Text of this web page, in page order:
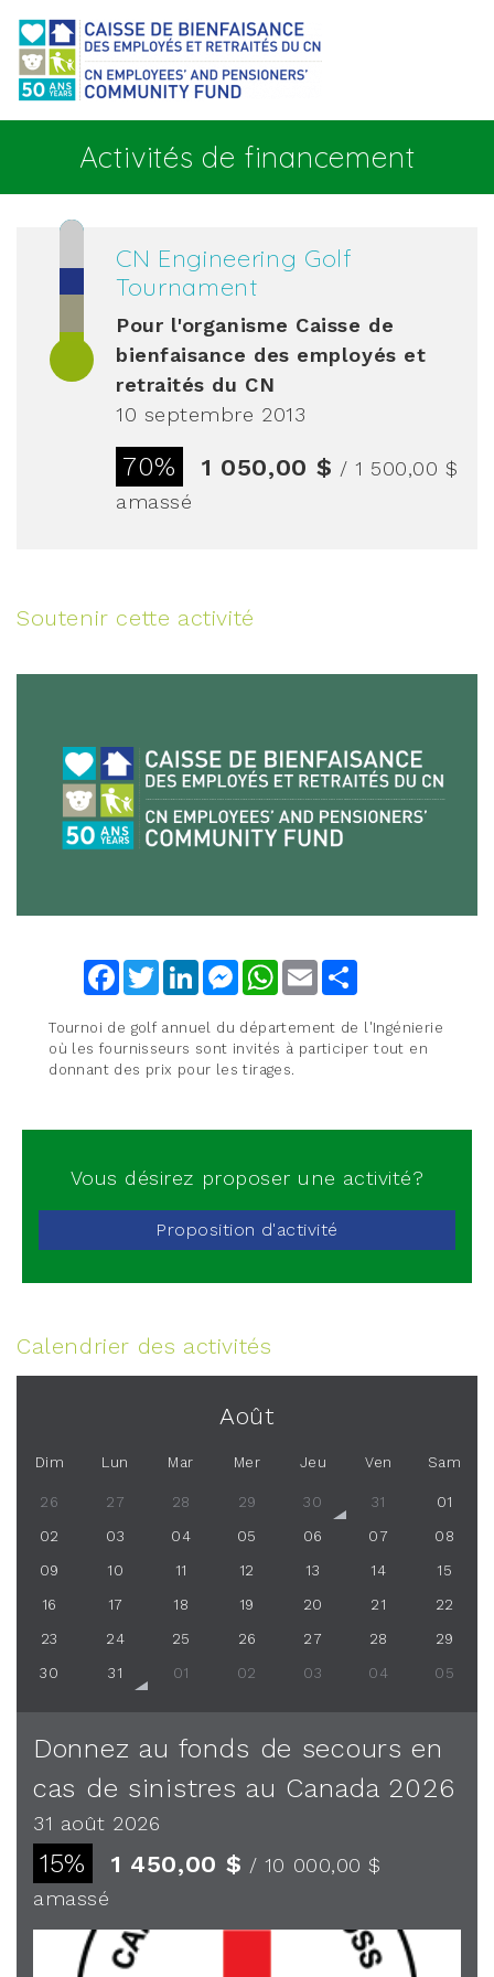
Activités de financement
CN Engineering Golf
Tournament
Pour l'organisme Caisse de
bienfaisance des employés et
retraités du CN
10 septembre 2013
70% 1 050,00 $ / 1 500,00 $
amassé
Soutenir cette activité
FacebookTwitterLinkedInMessengerWhatsApp
Email
Tournoi de golf annuel du département de l'Ingénierie
où les fournisseurs sont invités à participer tout en
donnant des prix pour les tirages.
Vous désirez proposer une activité?
Proposition d'activité
Calendrier des activités
Août
Dim Lun Mar Mer Jeu Ven Sam
26 27 28 29 30 31 01
02 03 04 05 06 07 08
09 10 11 12 13 14 15
16 17 18 19 20 21 22
23 24 25 26 27 28 29
30 31 01 02 03 04 05
Donnez au fonds de secours en
cas de sinistres au Canada 2026
31 août 2026
15% 1 450,00 $ / 10 000,00 $
amassé